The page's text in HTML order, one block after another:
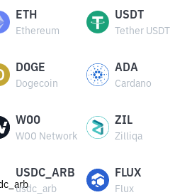
ETH
Ethereum
USDT
Tether USDT
DOGE
Dogecoin
ADA
Cardano
WOO
WOO Network
ZIL
Zilliqa
USDC_ARB
usdc_arb
FLUX
Flux